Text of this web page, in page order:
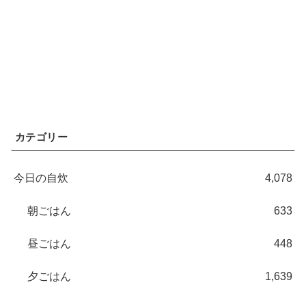
カテゴリー
今日の自炊 4,078
朝ごはん 633
昼ごはん 448
夕ごはん 1,639